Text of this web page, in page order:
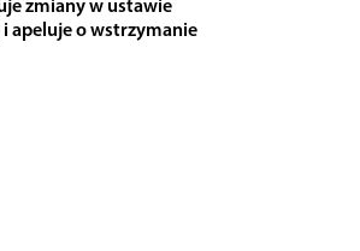
apeluje o wstrzymanie